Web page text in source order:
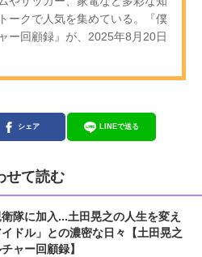
ークで人気を集めている。『僕
ー回顧録』が、2025年8月20日
シェア LINEで送る
せて読む
隊に加入...土田晃之の人生を変え
ドル」との濃密な日々【土田晃之
ャー回顧録】